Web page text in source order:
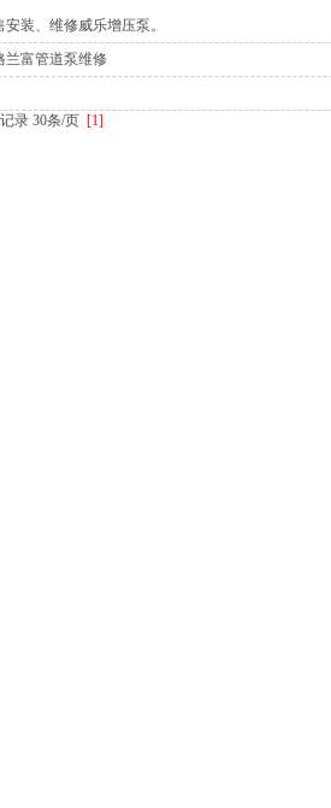
装、维修威乐增压泵。
兰富管道泵维修
录 30条/页 [1]